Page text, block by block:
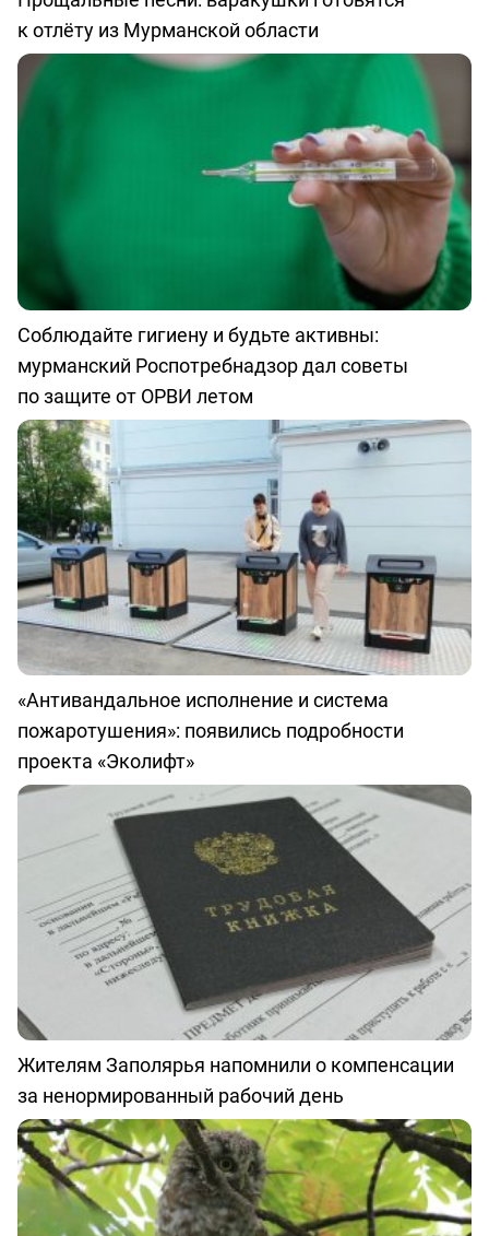
к отлёту из Мурманской области
Соблюдайте гигиену и будьте активны:
мурманский Роспотребнадзор дал советы
по защите от ОРВИ летом
«Антивандальное исполнение и система
пожаротушения»: появились подробности
проекта «Эколифт»
Жителям Заполярья напомнили о компенсации
за ненормированный рабочий день